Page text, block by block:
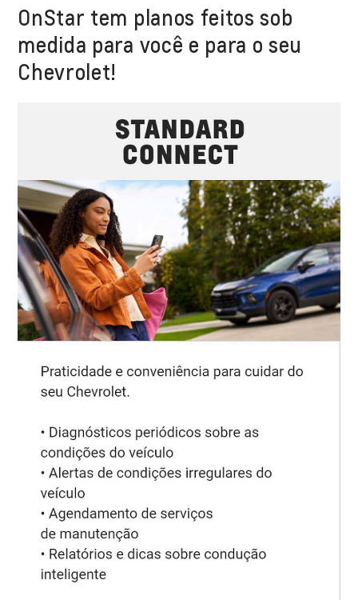
OnStar tem planos feitos sob
medida para você e para o seu
Chevrolet!